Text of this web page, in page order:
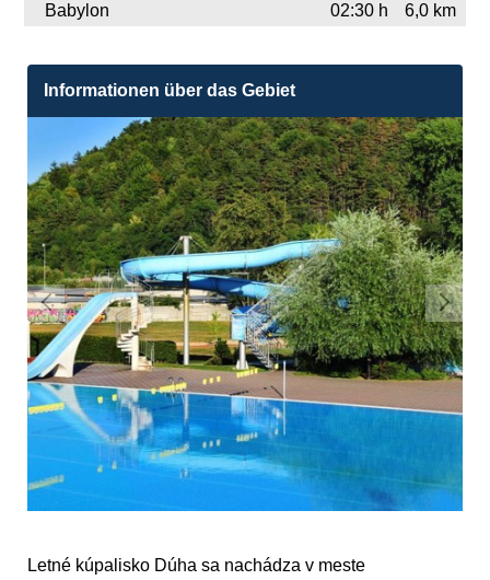
Babylon 02:30 h 6,0 km
Informationen über das Gebiet
Letné kúpalisko Dúha sa nachádza v meste